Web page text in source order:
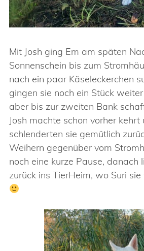
Mit Josh ging Em am späten
Sonnenschein bis zum
nach ein paar Käseleckerchen
gingen sie noch ein Stück
aber bis zur zweiten Bank
Josh machte schon vorher kehrt
schlenderten sie gemütlich
Weihern gegenüber vom
noch eine kurze Pause, danach
zurück ins TierHeim, wo Suri